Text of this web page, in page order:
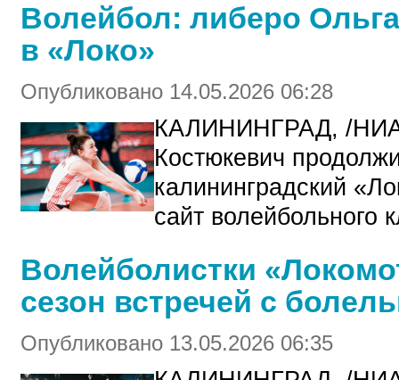
Волейбол: либеро
в «Локо»
Опубликовано 14.05.2026 06:28
КАЛИНИНГРАД, /
Костюкевич
калининградский
сайт волейбольного
Волейболистки
сезон встречей с
Опубликовано 13.05.2026 06:35